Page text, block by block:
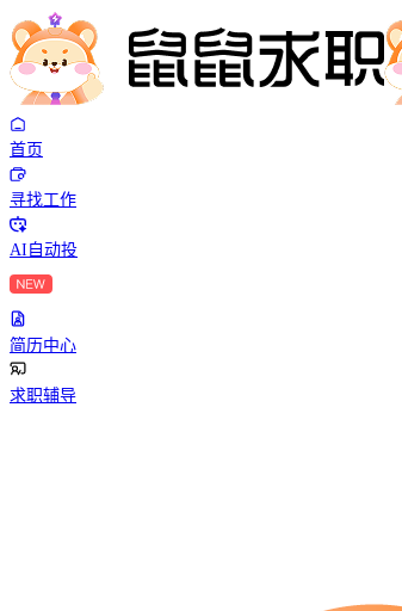
首页
寻找工作
AI自动投
简历中心
求职辅导